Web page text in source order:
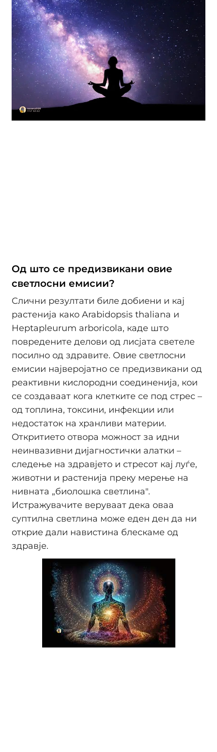
Од што се предизвикани овие
светлосни емисии?
Слични резултати биле добиени и кај
растенија како Arabidopsis thaliana и
Heptapleurum arboricola, каде што
повредените делови од лисјата светеле
посилно од здравите. Овие светлосни
емисии најверојатно се предизвикани од
реактивни кислородни соединенија, кои
се создаваат кога клетките се под стрес –
од топлина, токсини, инфекции или
недостаток на хранливи материи.
Откритието отвора можност за идни
неинвазивни дијагностички алатки –
следење на здравјето и стресот кај луѓе,
животни и растенија преку мерење на
нивната „биолошка светлина".
Истражувачите веруваат дека оваа
суптилна светлина може еден ден да ни
открие дали навистина блескаме од
здравје.